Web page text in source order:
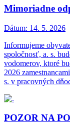
Mimoriadne
Dátum: 14. 5. 2026
Informujeme
spoločnosť, a. s.
vodomerov, ktoré
2026
s. v pracovných
POZOR NA